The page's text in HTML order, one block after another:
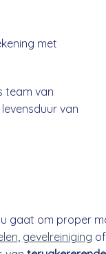
met
team van
van
gaat om proper
, gevelreiniging